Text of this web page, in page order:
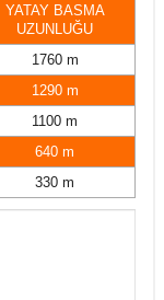
YATAY BASMA
UZUNLUĞU
1760 m
1290 m
1100 m
640 m
330 m